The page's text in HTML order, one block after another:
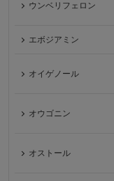
ウンベリフェロン
エボジアミン
オイゲノール
オウゴニン
オストール